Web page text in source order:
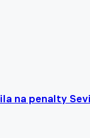
na penalty